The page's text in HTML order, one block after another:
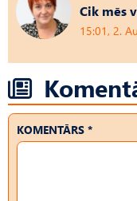
Cik mēs
15:01, 2.
KOMENTĀRS *